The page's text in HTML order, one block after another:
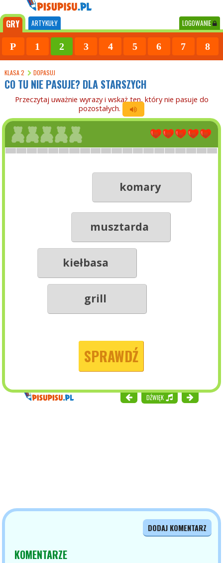
GRY ARTYKUŁY LOGOWANIE
P 1 2 3 4 5 6 7 8
KLASA 2 DOPASUJ
CO TU NIE PASUJE? DLA STARSZYCH
Przeczytaj uważnie wyrazy i wskaż ten, który nie pasuje do
pozostałych.
komary
musztarda
kiełbasa
grill
SPRAWDŹ
DŹWIĘK
DODAJ KOMENTARZ
KOMENTARZE